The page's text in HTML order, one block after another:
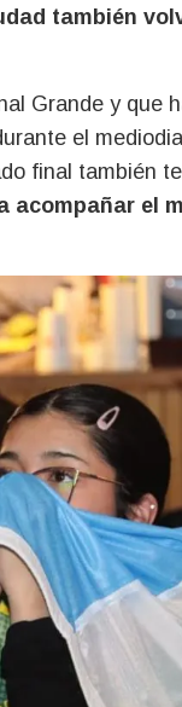
también
Grande y que
el
final también
acompañar el